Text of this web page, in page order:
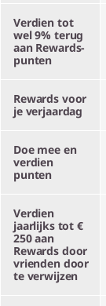
Verdien tot
wel 9% terug
aan Rewards-
punten
Rewards voor
je verjaardag
Doe mee en
verdien
punten
Verdien
jaarlijks tot €
250 aan
Rewards door
vrienden door
te verwijzen